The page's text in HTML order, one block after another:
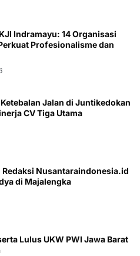
Indramayu: 14 Organisasi
Profesionalisme dan
Jalan di Juntikedokan
CV Tiga Utama
Redaksi Nusantaraindonesia.id
di Majalengka
Lulus UKW PWI Jawa Barat